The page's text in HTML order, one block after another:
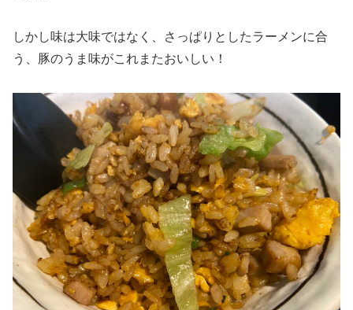
しかし味は大味ではなく、さっぱりとしたラーメンに合
う、豚のうま味がこれまたおいしい！